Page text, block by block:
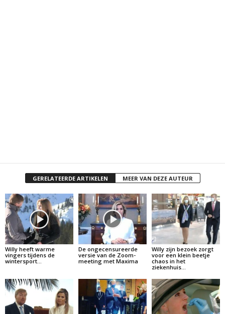
GERELATEERDE ARTIKELEN MEER VAN DEZE AUTEUR
Willy heeft warme
vingers tijdens de
wintersport…
De ongecensureerde
versie van de Zoom-
meeting met Maxima
Willy zijn bezoek zorgt
voor een klein beetje
chaos in het
ziekenhuis…